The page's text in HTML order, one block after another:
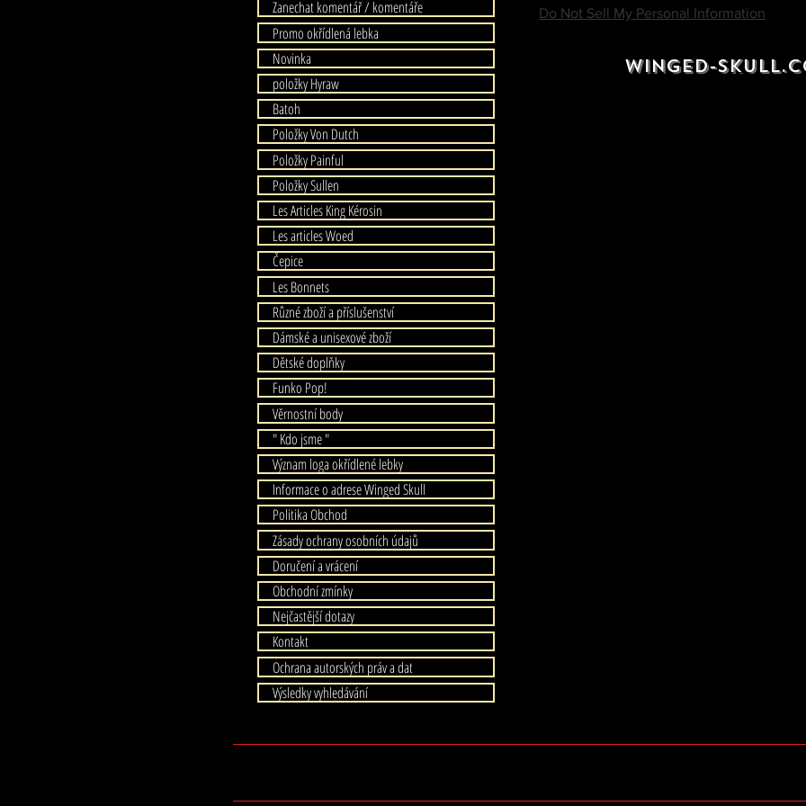
Zanechat komentář / komentáře
Promo okřídlená lebka
Novinka
položky Hyraw
Batoh
Položky Von Dutch
Položky Painful
Položky Sullen
Les Articles King Kérosin
Les articles Woed
Čepice
Les Bonnets
Různé zboží a příslušenství
Dámské a unisexové zboží
Dětské doplňky
Funko Pop!
Věrnostní body
" Kdo jsme "
Význam loga okřídlené lebky
Informace o adrese Winged Skull
Politika Obchod
Zásady ochrany osobních údajů
Doručení a vrácení
Obchodní zmínky
Nejčastější dotazy
Kontakt
Ochrana autorských práv a dat
Výsledky vyhledávání
Do Not Sell My Personal Information
WINGED-